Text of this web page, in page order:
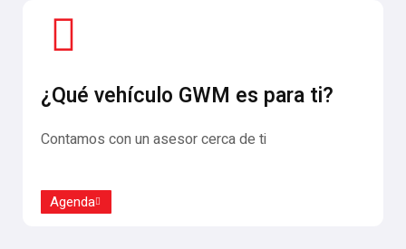
¿Qué vehículo GWM es para ti?
Contamos con un asesor cerca de ti
Agenda